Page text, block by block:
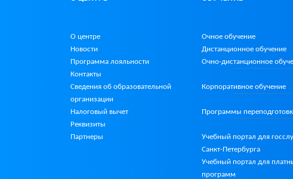
О центре
Новости
Программа лояльности
Контакты
Сведения об образовательной
организации
Налоговый вычет
Реквизиты
Партнеры
Очное обучение
Дистанционное обучение
Очно-дистанционное
Корпоративное обучение
Программы
Учебный портал для
Санкт-Петербурга
Учебный портал для
программ